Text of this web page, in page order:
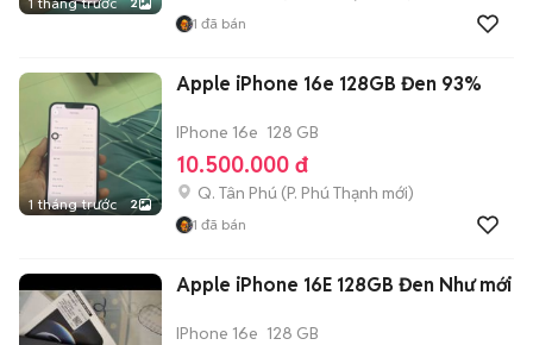
1 đã bán
1 tháng trước 2
Apple iPhone 16e 128GB Đen 93%
IPhone 16e 128 GB
10.500.000 đ
Q. Tân Phú (P. Phú Thạnh mới)
1 đã bán
Apple iPhone 16E 128GB Đen Như mới
IPhone 16e 128 GB